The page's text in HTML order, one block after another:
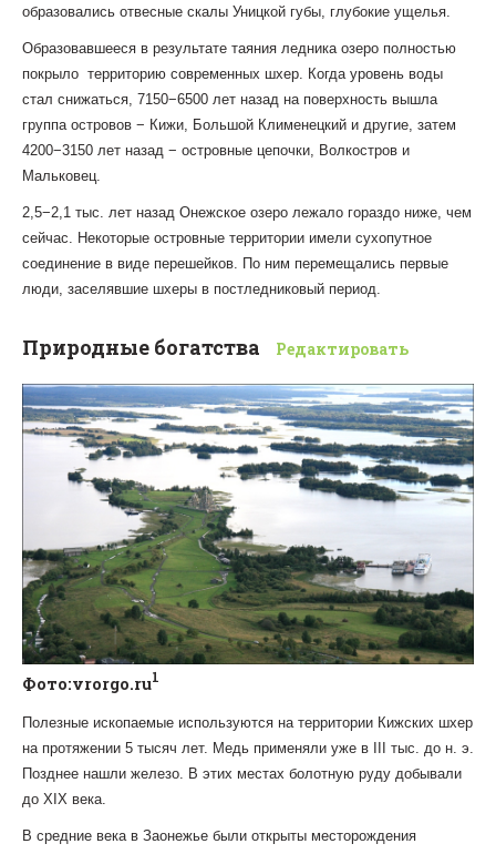
образовались отвесные скалы Уницкой губы, глубокие ущелья.
Образовавшееся в результате таяния ледника озеро полностью
покрыло территорию современных шхер. Когда уровень воды
стал снижаться, 7150−6500 лет назад на поверхность вышла
группа островов − Кижи, Большой Клименецкий и другие, затем
4200−3150 лет назад − островные цепочки, Волкостров и
Мальковец.
2,5−2,1 тыс. лет назад Онежское озеро лежало гораздо ниже, чем
сейчас. Некоторые островные территории имели сухопутное
соединение в виде перешейков. По ним перемещались первые
люди, заселявшие шхеры в постледниковый период.
Природные богатства Редактировать
Фото:vrorgo.ru1
Полезные ископаемые используются на территории Кижских шхер
на протяжении 5 тысяч лет. Медь применяли уже в III тыс. до н. э.
Позднее нашли железо. В этих местах болотную руду добывали
до XIX века.
В средние века в Заонежье были открыты месторождения